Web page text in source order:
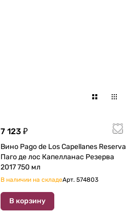
7 123 ₽
Вино Pago de Los Capellanes Reserva
Паго де лос Капелланас Резерва
2017 750 мл
В наличии на складеАрт. 574803
В корзину